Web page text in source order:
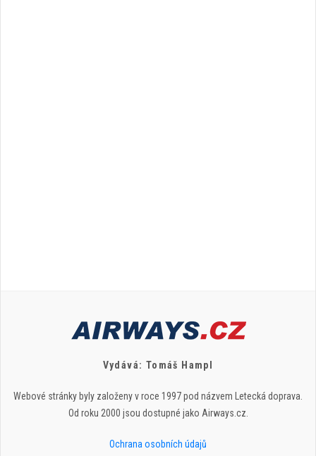
Vydává: Tomáš Hampl
Webové stránky byly založeny v roce 1997 pod názvem Letecká doprava.
Od roku 2000 jsou dostupné jako Airways.cz.
Ochrana osobních údajů